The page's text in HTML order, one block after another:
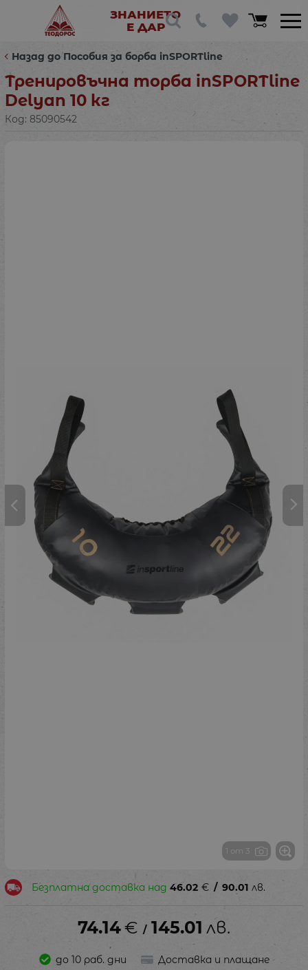
ЗНАНИЕТО
Е ДАР
Назад до Пособия за борба inSPORTline
Тренировъчна торба inSPORTline
Delyan 10 кг
Код: 85090542
1 от 3
Безплатна доставка над 46.02 € / 90.01 лв.
74.14€ / 145.01 лв.
до 10 раб. дни Доставка и плащане